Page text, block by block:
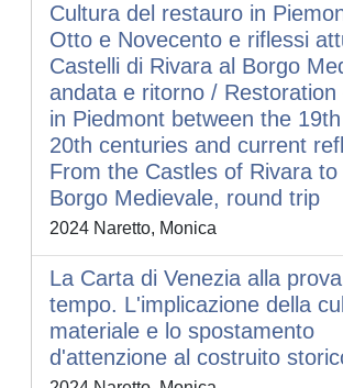
Cultura del restauro in
Otto e Novecento e riflessi
Castelli di Rivara al Borgo
andata e ritorno / Restoration
in Piedmont between the 19th
20th centuries and current
From the Castles of Rivara to
Borgo Medievale, round trip
2024 Naretto, Monica
La Carta di Venezia alla prova
tempo. L'implicazione della
materiale e lo spostamento
d'attenzione al costruito